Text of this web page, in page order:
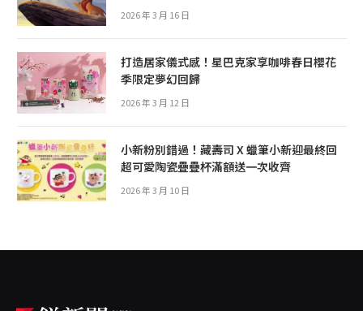
2026 年 3 月 16 日
打造居家儀式感！星巴克家享咖啡春日櫻花
季限定夢幻回歸
2026 年 3 月 12 日
小新粉別錯過！藏壽司 X 蠟筆小新迎最終回
超可愛陶瓷疊疊杯滿額送一次收齊
2026 年 3 月 10 日